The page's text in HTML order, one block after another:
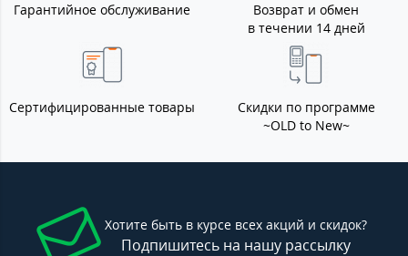
Гарантийное обслуживание
Возврат и обмен
в течении 14 дней
Сертифицированные товары
Скидки по программе
~OLD to New~
Хотите быть в курсе всех акций и скидок?
Подпишитесь на нашу рассылку